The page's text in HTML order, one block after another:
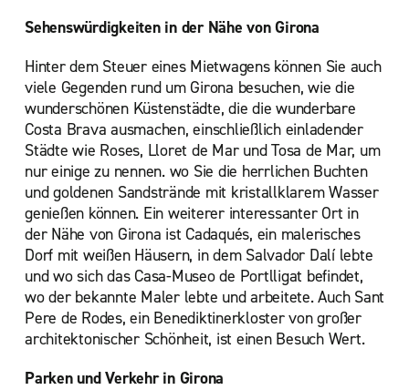
Sehenswürdigkeiten in der Nähe von Girona
Hinter dem Steuer eines Mietwagens können Sie auch
viele Gegenden rund um Girona besuchen, wie die
wunderschönen Küstenstädte, die die wunderbare
Costa Brava ausmachen, einschließlich einladender
Städte wie Roses, Lloret de Mar und Tosa de Mar, um
nur einige zu nennen. wo Sie die herrlichen Buchten
und goldenen Sandstrände mit kristallklarem Wasser
genießen können. Ein weiterer interessanter Ort in
der Nähe von Girona ist Cadaqués, ein malerisches
Dorf mit weißen Häusern, in dem Salvador Dalí lebte
und wo sich das Casa-Museo de Portlligat befindet,
wo der bekannte Maler lebte und arbeitete. Auch Sant
Pere de Rodes, ein Benediktinerkloster von großer
architektonischer Schönheit, ist einen Besuch Wert.
Parken und Verkehr in Girona